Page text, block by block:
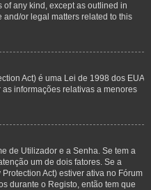
any kind, except as outlined in
and/or legal matters related to this
Act) é uma Lei de 1998 dos EUA
informações relativas a menores
de Utilizador e a Senha. Se tem a
um de dois fatores. Se a
Act) estiver ativa no Fórum
durante o Registo, então tem que